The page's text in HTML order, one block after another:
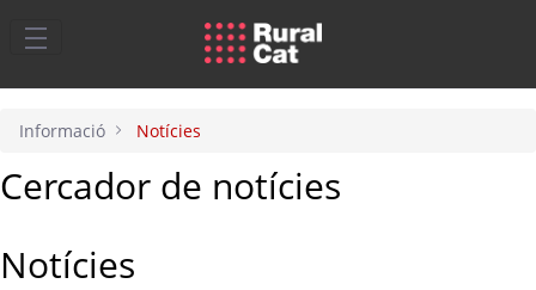
Salta al contingut principal
Informació Notícies
Cercador de notícies
Notícies